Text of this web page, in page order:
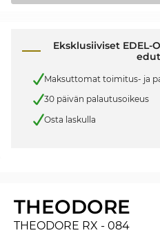
Eksklusiiviset EDEL-
edut
Maksuttomat toimitus- ja
30 päivän palautusoikeus
Osta laskulla
THEODORE
THEODORE RX - 084